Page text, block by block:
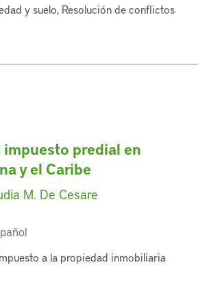
y suelo, Resolución de conflictos
impuesto predial en
y el Caribe
M. De Cesare
a la propiedad inmobiliaria